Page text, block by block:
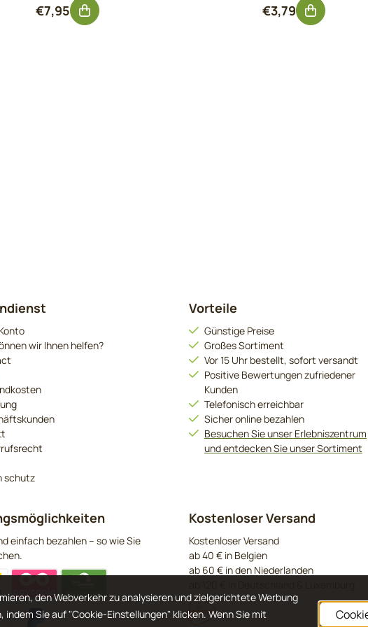
Preis: 7,95, ohne MwSt.: 6,57
€7,95 Preis: 3,79, ohne
€3,79
wir Ihnen helfen?
schutz
Vorteile
Günstige Preise
Großes Sortiment
Vor 15 Uhr bestellt, sofort versandt
Positive Bewertungen zufriedener
Kunden
Telefonisch erreichbar
Sicher online bezahlen
Besuchen Sie unser Erlebniszentrum
und entdecken Sie unser Sortiment
einfach bezahlen – so wie Sie
Kostenloser Versand
Kostenloser Versand
ab 40 € in Belgien
ab 60 € in den Niederlanden
den Webverkehr zu analysieren und zielgerichtete Werbung
Sie auf "Cookie-Einstellungen" klicken. Wenn Sie mit